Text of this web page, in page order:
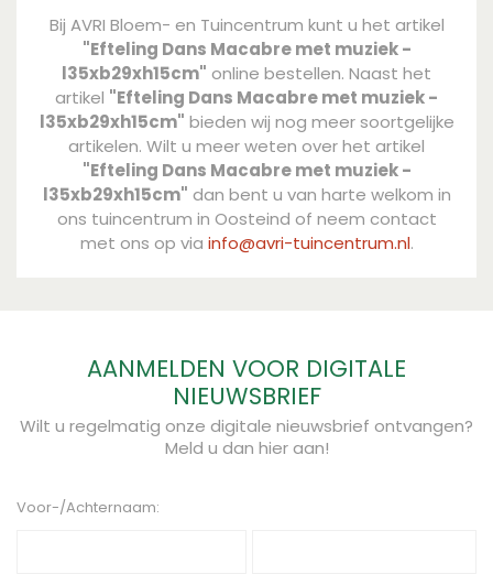
Bij AVRI Bloem- en Tuincentrum kunt u het artikel
"Efteling Dans Macabre met muziek -
l35xb29xh15cm" online bestellen. Naast het
artikel "Efteling Dans Macabre met muziek -
l35xb29xh15cm" bieden wij nog meer soortgelijke
artikelen. Wilt u meer weten over het artikel
"Efteling Dans Macabre met muziek -
l35xb29xh15cm" dan bent u van harte welkom in
ons tuincentrum in Oosteind of neem contact
met ons op via info@avri-tuincentrum.nl.
AANMELDEN VOOR DIGITALE
NIEUWSBRIEF
Wilt u regelmatig onze digitale nieuwsbrief ontvangen?
Meld u dan hier aan!
Voor-/Achternaam: